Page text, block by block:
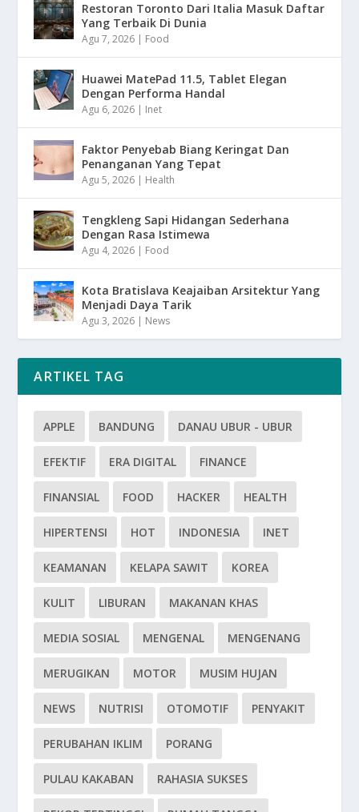
Restoran Toronto Dari Italia Masuk Daftar
Yang Terbaik Di Dunia
Agu 7, 2026 | Food
Huawei MatePad 11.5, Tablet Elegan
Dengan Performa Handal
Agu 6, 2026 | Inet
Faktor Penyebab Biang Keringat Dan
Penanganan Yang Tepat
Agu 5, 2026 | Health
Tengkleng Sapi Hidangan Sederhana
Dengan Rasa Istimewa
Agu 4, 2026 | Food
Kota Bratislava Keajaiban Arsitektur Yang
Menjadi Daya Tarik
Agu 3, 2026 | News
ARTIKEL TAG
APPLE BANDUNG DANAU UBUR - UBUR
EFEKTIF ERA DIGITAL FINANCE
FINANSIAL FOOD HACKER HEALTH
HIPERTENSI HOT INDONESIA INET
KEAMANAN KELAPA SAWIT KOREA
KULIT LIBURAN MAKANAN KHAS
MEDIA SOSIAL MENGENAL MENGENANG
MERUGIKAN MOTOR MUSIM HUJAN
NEWS NUTRISI OTOMOTIF PENYAKIT
PERUBAHAN IKLIM PORANG
PULAU KAKABAN RAHASIA SUKSES